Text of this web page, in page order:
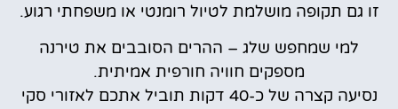
זו גם תקופה מושלמת לטיול רומנטי או משפחתי רגוע.
למי שמחפש שלג – ההרים הסובבים את טירנה
מספקים חוויה חורפית אמיתית.
נסיעה קצרה של כ-40 דקות תוביל אתכם לאזורי סקי